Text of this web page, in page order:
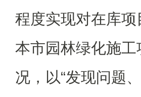
程度实现对在库
本市园林绿化施
况，以“发现问题